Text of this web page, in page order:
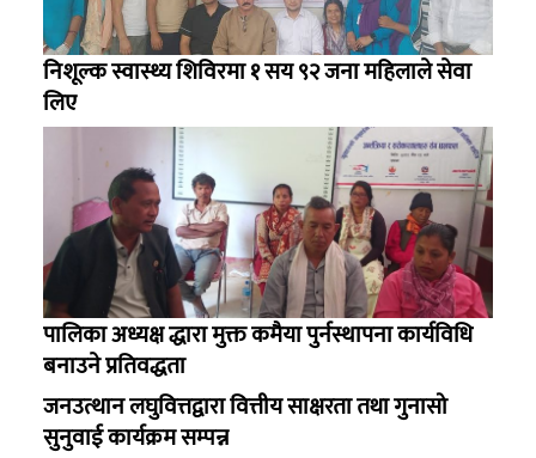
निशूल्क स्वास्थ्य शिविरमा १ सय ९२ जना महिलाले सेवा
लिए
पालिका अध्यक्ष द्धारा मुक्त कमैया पुर्नस्थापना कार्यविधि
बनाउने प्रतिवद्धता
जनउत्थान लघुवित्तद्वारा वित्तीय साक्षरता तथा गुनासो
सुनुवाई कार्यक्रम सम्पन्न